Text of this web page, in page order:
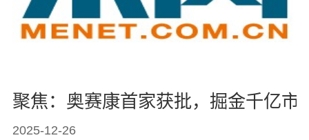
聚焦：奥赛康首家获批，掘金千亿市
2025-12-26